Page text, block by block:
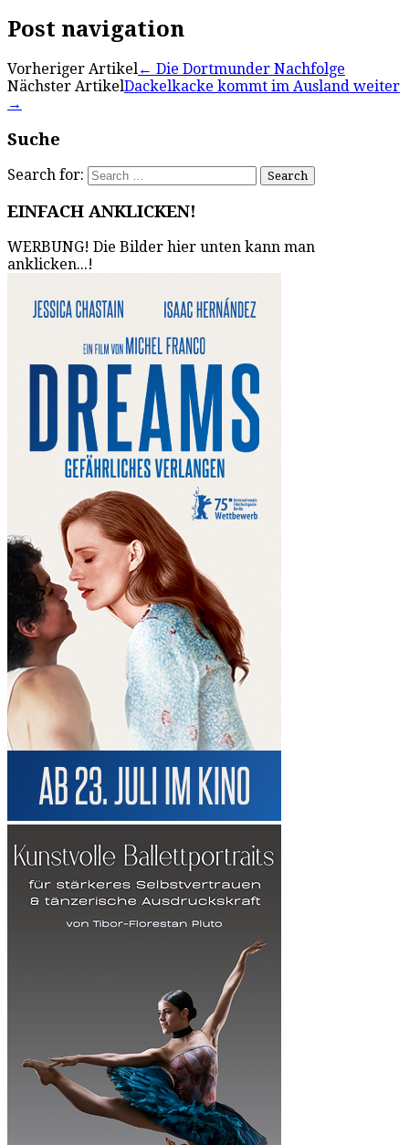
Post navigation
Vorheriger Artikel← Die Dortmunder Nachfolge
Nächster ArtikelDackelkacke kommt im Ausland weiter
→
Suche
Search for:
EINFACH ANKLICKEN!
WERBUNG! Die Bilder hier unten kann man
anklicken...!